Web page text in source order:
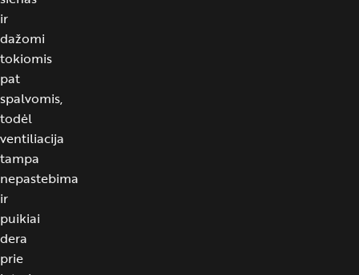
ir
dažomi
tokiomis
pat
spalvomis,
todėl
ventiliacija
tampa
nepastebima
ir
puikiai
dera
prie